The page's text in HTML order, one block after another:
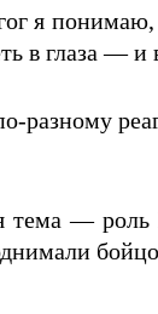
я
в глаза —
разному
тема —